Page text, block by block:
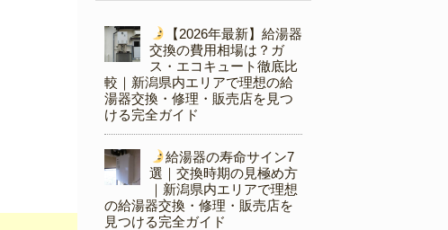
【2026年最新】給湯器
交換の費用相場は？ガ
ス・エコキュート徹底比
較｜新潟県内エリアで理想の給
湯器交換・修理・販売店を見つ
ける完全ガイド
給湯器の寿命サイン7
選｜交換時期の見極め方
｜新潟県内エリアで理想
の給湯器交換・修理・販売店を
見つける完全ガイド